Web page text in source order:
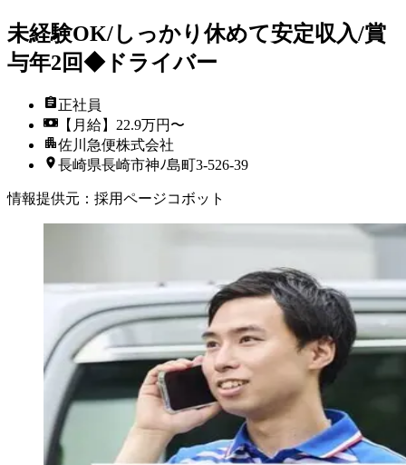
未経験OK/しっかり休めて安定収入/賞
与年2回◆ドライバー
正社員
【月給】22.9万円〜
佐川急便株式会社
長崎県長崎市神ﾉ島町3-526-39
情報提供元 ： 採用ページコボット